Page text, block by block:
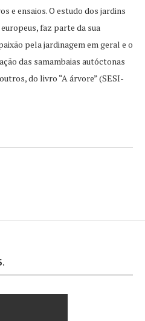
e ensaios. O estudo dos jardins
faz parte da sua
pela jardinagem em geral e o
das samambaias autóctonas
do livro “A árvore” (SESI-